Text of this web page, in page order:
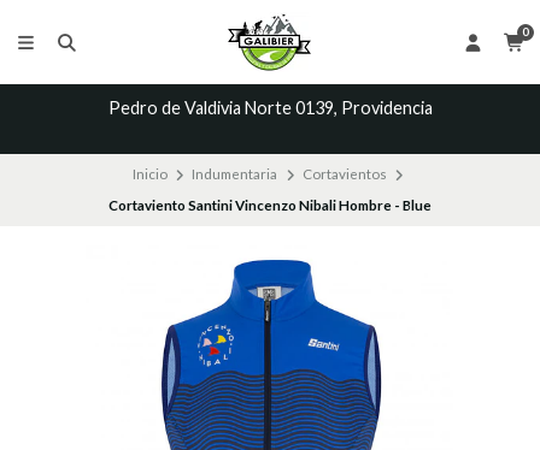
0
Pedro de Valdivia Norte 0139, Providencia
Inicio Indumentaria
Cortavientos
Cortaviento Santini Vincenzo Nibali Hombre - Blue